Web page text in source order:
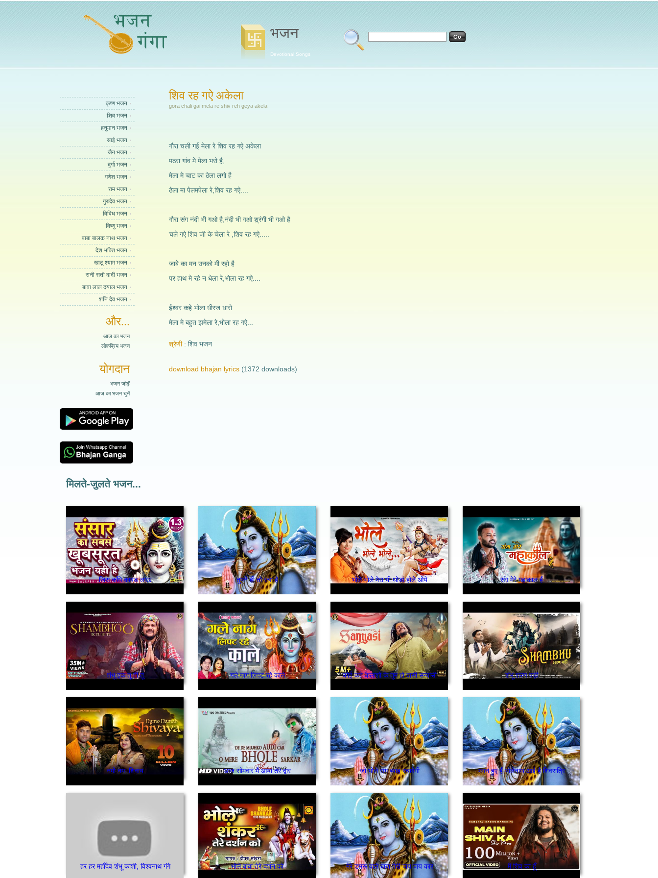
भजन
Devotional Songs
कृष्ण भजन
शिव भजन
हनुमान भजन
साईं भजन
जैन भजन
दुर्गा भजन
गणेश भजन
राम भजन
गुरुदेव भजन
विविध भजन
विष्णु भजन
बाबा बालक नाथ भजन
देश भक्ति भजन
खाटू श्याम भजन
रानी सती दादी भजन
बावा लाल दयाल भजन
शनि देव भजन
और...
आज का भजन
लोकप्रिय भजन
योगदान
भजन जोड़ें
आज का भजन चुनें
शिव रह गऐ अकेला
gora chali gai mela re shiv reh geya akela
गौरा चली गई मेला रे शिव रह गऐ अकेला
पठरा गांव मे मेला भरो है,
मेला मे चाट का ठेला लगो है
ठेला मा पेलमपेला रे,शिव रह गऐ....
गौरा संग नंदी भी गओ है,नंदी भी गओ श्र्रंगी भी गओ है
चले गऐ शिव जी के चेला रे ,शिव रह गऐ.....
जाबे का मन उनको मी रहो है
पर हाथ मे रहे न धेला रे,भोला रह गऐ....
ईश्वर कहे भोला धीरज धारो
मेला मे बहुत झमेला रे,भोला रह गऐ...
श्रेणी शिव भजन
download bhajan lyrics (1372 downloads)
मिलते-जुलते भजन...
जिस काँधे कावड लाऊ तुमने ही तो रचा है भोले भोले मेरा भी थोडा होले ओये संग मेरे महाकाल हैं
शंभू इक तु ही तू गले नाग लिपट रहे काले कोई कहे कैलाशो के तुम हो वासी सन्यासी शंभू शरण पड़ी
नमो नमः शिवाय आज सोमवार मैं आया तेरे द्वार जो भोले संग ब्याह रचावेगी मगन हुए हैं भोलेनाथ आई है शिवरात्रि
हर हर महाँदेव शंभू काशी, विश्वनाथ गंगे भोले बाबा तेरे दर्शन को मेरे डमरू वाले बाबा तेरी जय जय कार मैं शिव का हूँ